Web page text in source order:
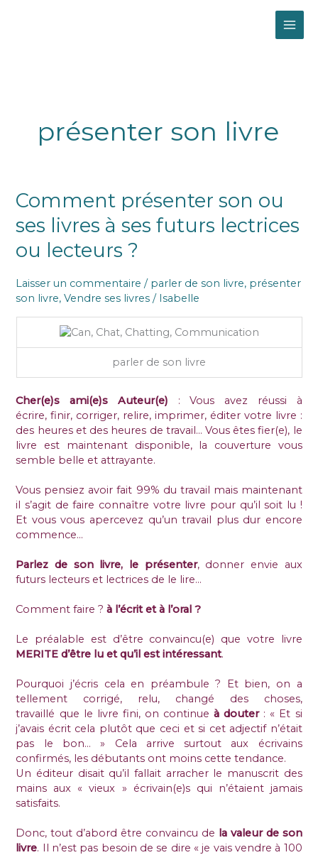
présenter son livre
Comment présenter son ou
ses livres à ses futurs lectrices
ou lecteurs ?
Laisser un commentaire / parler de son livre, présenter
son livre,Vendre ses livres / Isabelle
parler de son livre
Cher(e)s ami(e)s Auteur(e) : Vous avez réussi à
écrire, finir, corriger, relire, imprimer, éditer votre livre :
des heures et des heures de travail… Vous êtes fier(e), le
livre est maintenant disponible, la couverture vous
semble belle et attrayante.
Vous pensiez avoir fait 99% du travail mais maintenant
il s’agit de faire connaître votre livre pour qu’il soit lu !
Et vous vous apercevez qu’un travail plus dur encore
commence…
Parlez de son livre, le présenter, donner envie aux
futurs lecteurs et lectrices de le lire…
Comment faire ?à l’écrit et à l’oral ?
Le préalable est d’être convaincu(e) que votre livre
MERITE d’être lu et qu’il est intéressant.
Pourquoi j’écris cela en préambule ? Et bien, on a
tellement corrigé, relu, changé des choses,
travaillé que le livre fini, on continue à douter: « Et si
j’avais écrit cela plutôt que ceci et si cet adjectif n’était
pas le bon… » Cela arrive surtout aux écrivains
confirmés, les débutants ont moins cette tendance.
Un éditeur disait qu’il fallait arracher le manuscrit des
mains aux « vieux » écrivain(e)s qui n’étaient jamais
satisfaits.
Donc, tout d’abord être convaincu de la valeur de son
livre. Il n’est pas besoin de se dire « je vais vendre à 100
Comment
présenter
son
ses
à
ses
futurs